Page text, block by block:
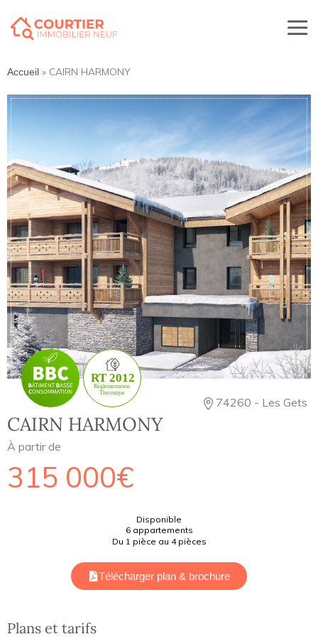
Accueil » CAIRN HARMONY
74260 - Les Gets
CAIRN HARMONY
À partir de
315 000€
Disponible
6 appartements
Du 1 pièce au 4 pièces
Télécharger plan & brochure
Plans et tarifs